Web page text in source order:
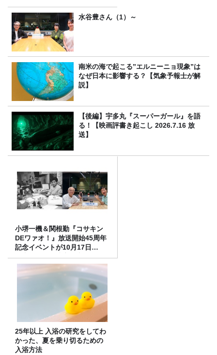
水谷豊さん（1）～
南米の海で起こる”エルニーニョ現象”は
なぜ日本に影響する？【気象予報士が解
説】
【後編】宇多丸『スーパーガール』を語
る！【映画評書き起こし 2026.7.16 放
送】
小堺一機＆関根勤『コサキン
DEワァオ！』放送開始45周年
記念イベントが10月17日
（土）に開催決定！本日より
FC先行受付スタート！
25年以上 入浴の研究をしてわ
かった、夏を乗り切るための
入浴方法